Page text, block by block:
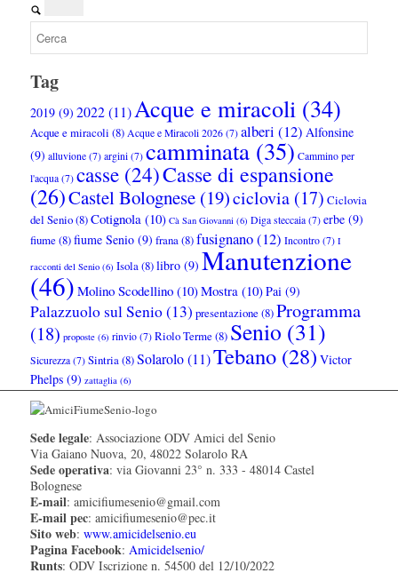
Tag
2019(9) 2022(11)Acque e miracoli(34)
Acque e miracoli (8) Acque e Miracoli 2026(7) alberi (12) Alfonsine
(9) alluvione(7) argini(7) camminata(35) Cammino per
l'acqua(7) casse(24)Casse di espansione
(26)Castel Bolognese(19)ciclovia(17) Ciclovia
del Senio(8)Cotignola(10) Cà San Giovanni(6) Diga steccaia(7) erbe(9)
fiume(8)fiume Senio(9) frana(8)fusignano(12) Incontro(7) I
racconti del Senio(6) Isola(8)libro(9) Manutenzione
(46) Molino Scodellino(10)Mostra(10)Pai(9)
Palazzuolo sul Senio(13) presentazione(8)Programma
(18) proposte(6) rinvio(7) Riolo Terme(8) Senio (31)
Sicurezza(7) Sintria(8)Solarolo(11)Tebano(28) Victor
Phelps(9) zattaglia(6)
Sede legale: Associazione ODV Amici del Senio
Via Gaiano Nuova, 20, 48022 Solarolo RA
Sede operativa: via Giovanni 23° n. 333 - 48014 Castel
Bolognese
E-mail: amicifiumesenio@gmail.com
E-mail pec: amicifiumesenio@pec.it
Sito web: www.amicidelsenio.eu
Pagina Facebook: Amicidelsenio/
Runts: ODV Iscrizione n. 54500 del 12/10/2022